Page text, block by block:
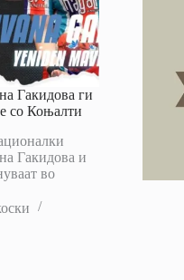
Гакидова ги
со Коњалти
Гакидова и
во